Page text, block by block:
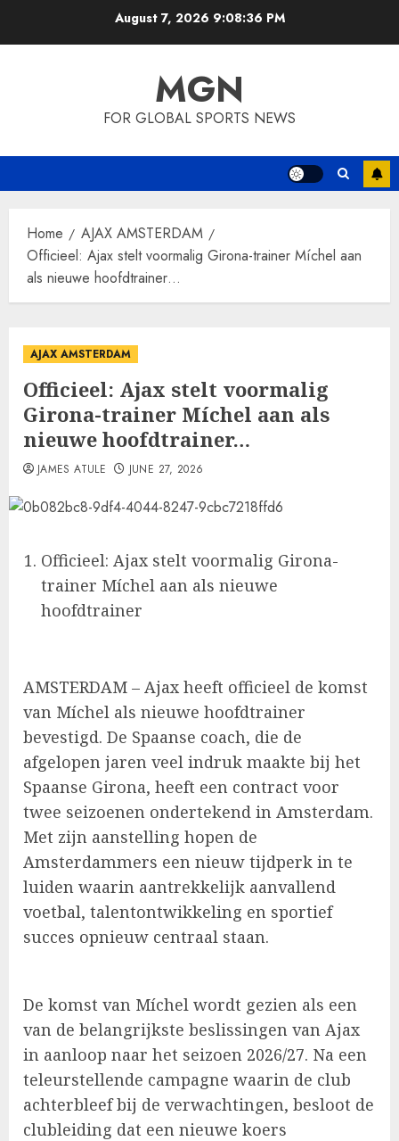
August 7, 2026 9:08:37 PM
MGN
FOR GLOBAL SPORTS NEWS
Home
AJAX AMSTERDAM
Officieel: Ajax stelt voormalig Girona-trainer Míchel aan
als nieuwe hoofdtrainer…
AJAX AMSTERDAM
Officieel: Ajax stelt voormalig
Girona-trainer Míchel aan als
nieuwe hoofdtrainer…
JAMES ATULE JUNE 27, 2026
Officieel: Ajax stelt voormalig Girona-
trainer Míchel aan als nieuwe
hoofdtrainer
AMSTERDAM – Ajax heeft officieel de komst
van Míchel als nieuwe hoofdtrainer
bevestigd. De Spaanse coach, die de
afgelopen jaren veel indruk maakte bij het
Spaanse Girona, heeft een contract voor
twee seizoenen ondertekend in Amsterdam.
Met zijn aanstelling hopen de
Amsterdammers een nieuw tijdperk in te
luiden waarin aantrekkelijk aanvallend
voetbal, talentontwikkeling en sportief
succes opnieuw centraal staan.
De komst van Míchel wordt gezien als een
van de belangrijkste beslissingen van Ajax
in aanloop naar het seizoen 2026/27. Na een
teleurstellende campagne waarin de club
achterbleef bij de verwachtingen, besloot de
clubleiding dat een nieuwe koers